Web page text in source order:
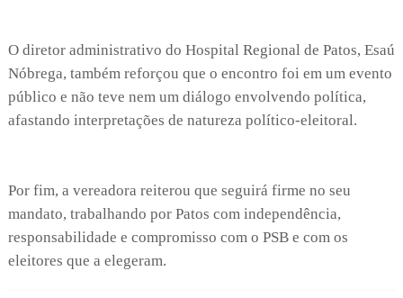
O diretor administrativo do Hospital Regional de Patos, Esaú
Nóbrega, também reforçou que o encontro foi em um evento
público e não teve nem um diálogo envolvendo política,
afastando interpretações de natureza político-eleitoral.
Por fim, a vereadora reiterou que seguirá firme no seu
mandato, trabalhando por Patos com independência,
responsabilidade e compromisso com o PSB e com os
eleitores que a elegeram.